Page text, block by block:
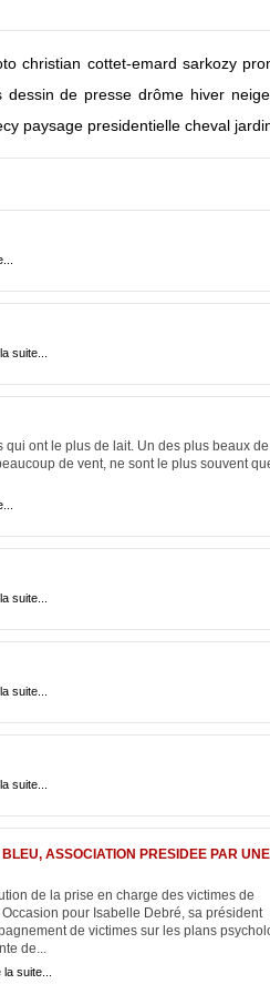
christian cottet-emard sarkozy
dessin de presse drôme hiver neige
paysage presidentielle cheval
suite...
ont le plus de lait. Un des plus beaux
de vent, ne sont le plus souvent
suite...
suite...
suite...
ASSOCIATION PRESIDEE PAR UNE
de la prise en charge des victimes de
pour Isabelle Debré, sa président
de victimes sur les plans
de...
la suite...